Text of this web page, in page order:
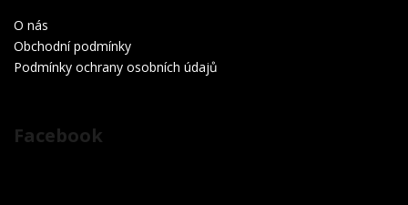
O nás
Obchodní podmínky
Podmínky ochrany osobních údajů
Facebook